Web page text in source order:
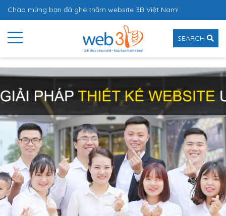
Chào mừng bạn đã ghé thăm website 3B Việt Nam!
SEARCH